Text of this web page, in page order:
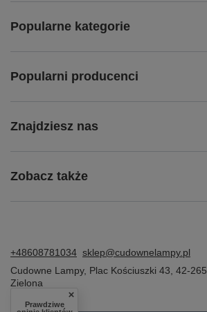
Popularne kategorie
Popularni producenci
Znajdziesz nas
Zobacz także
+48608781034 sklep@cudownelampy.pl
Cudowne Lampy, Plac Kościuszki 43 42-265
Zielona
Prawdziwe